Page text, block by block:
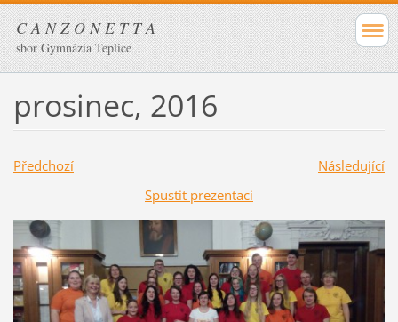
C A N Z O N E T T A
sbor Gymnázia Teplice
prosinec, 2016
Předchozí
Následující
Spustit prezentaci